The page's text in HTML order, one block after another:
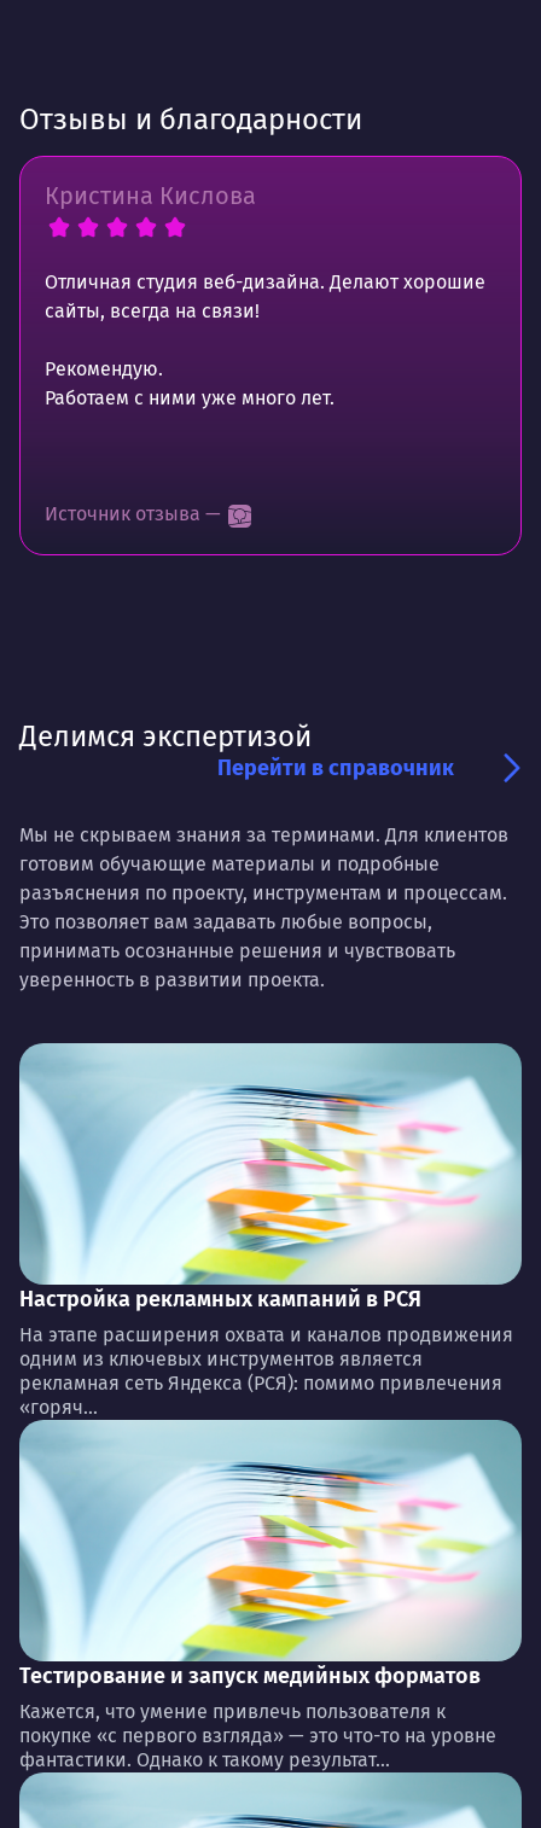
Отзывы и благодарности
Кристина Кислова
Отличная студия веб-дизайна. Делают хорошие
сайты, всегда на связи!
Рекомендую.
Работаем с ними уже много лет.
Источник отзыва —
Делимся экспертизой
Перейти в справочник
Мы не скрываем знания за терминами. Для клиентов
готовим обучающие материалы и подробные
разъяснения по проекту, инструментам и процессам.
Это позволяет вам задавать любые вопросы,
принимать осознанные решения и чувствовать
уверенность в развитии проекта.
Настройка рекламных кампаний в РСЯ
На этапе расширения охвата и каналов продвижения
одним из ключевых инструментов является
рекламная сеть Яндекса (РСЯ): помимо привлечения
«горяч...
Тестирование и запуск медийных форматов
Кажется, что умение привлечь пользователя к
покупке «с первого взгляда» — это что-то на уровне
фантастики. Однако к такому результат...